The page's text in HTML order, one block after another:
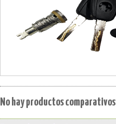
No hay productos comparativos